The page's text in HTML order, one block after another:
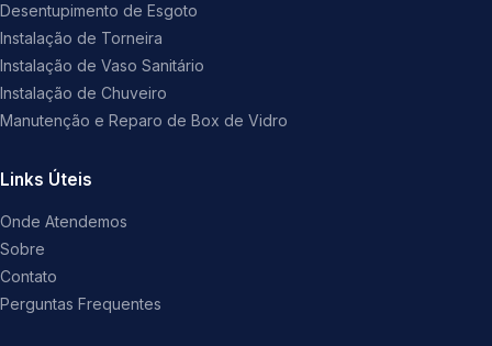
Desentupimento de Esgoto
Instalação de Torneira
Instalação de Vaso Sanitário
Instalação de Chuveiro
Manutenção e Reparo de Box de Vidro
Links Úteis
Onde Atendemos
Sobre
Contato
Perguntas Frequentes